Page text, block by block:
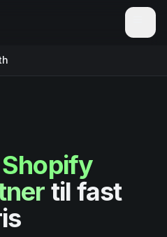
Shopify
til fast